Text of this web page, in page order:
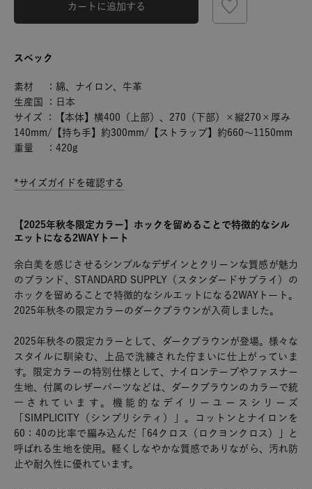
カートに追加する
スペック
素材 ：綿、ナイロン、牛革
生産国 ：日本
サイズ ：【本体】横400（上部）、270（下部）×縦270×厚み
140mm/【持ち手】約300mm/【ストラップ】約660～1150mm
重量 ：420g
*サイズガイドを確認する
【2025年秋冬限定カラー】ホックを留めることで特徴的なシル
エットになる2WAYトート
余白美を感じさせるシンプルなデザインとクリーンな質感が魅力
のブランド、STANDARD SUPPLY（スタンダードサプライ）の
ホックを留めることで特徴的なシルエットになる2WAYトート。
2025年秋冬の限定カラーのダークブラウンが入荷しました。
2025年秋冬の限定カラーとして、ダークブラウンが登場。様々な
スタイルに馴染む、上品で洗練された佇まいに仕上がっていま
す。限定カラーの特別仕様として、ナイロンテープやファスナー
生地、付属のレザーパーツなどは、ダークブラウンのカラーで統
一されています。機能的なデイリーユースシリーズ
「SIMPLICITY（シンプリシティ）」。コットンとナイロンを
60：40の比率で編み込んだ「64クロス（ロクヨンクロス）」と
呼ばれる生地を使用。軽くしなやかな質感でありながら、汚れ防
止や耐久性に優れています。